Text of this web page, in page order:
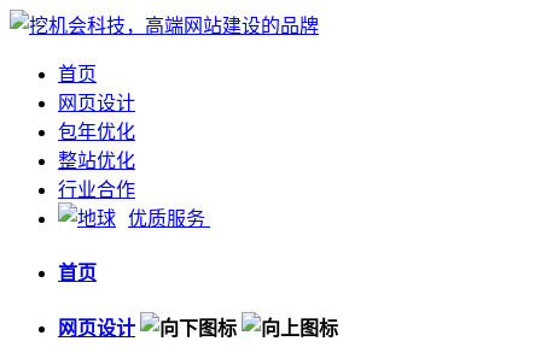
首页
网页设计
包年优化
整站优化
行业合作
优质服务
首页
网页设计